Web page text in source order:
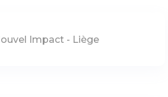
Impact - Liège